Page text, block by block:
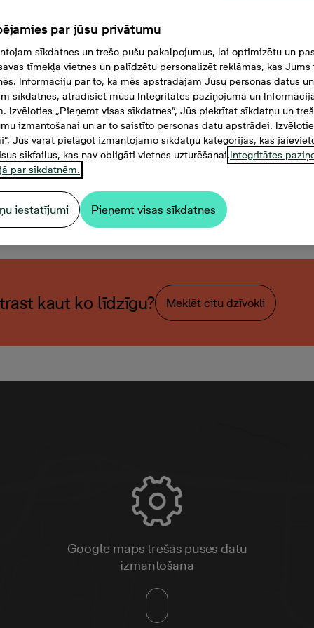
dzīvoklis, Platība 59,5
kaut ko līdzīgu? Meklēt citu dzīvokli
Google maps trešās puses datu
izmantošana
par jūsu privātumu
sīkdatnes un trešo pušu pakalpojumus, lai optimizētu un
tīmekļa vietnes un palīdzētu personalizēt reklāmas, kas
Informāciju par to, kā mēs apstrādājam Jūsu personas datus un
sīkdatnes, atradīsiet mūsu Integritātes paziņojumā un
Izvēloties „Pieņemt visas sīkdatnes”, Jūs piekrītat sīkdatņu un
izmantošanai un ar to saistīto personas datu apstrādei.
Jūs varat pielāgot izmantojamo sīkdatņu kategorijas, kas
sīkfailus, kas nav obligāti vietnes uzturēšanai.Integritātes
par sīkdatnēm.
iestatījumi Pieņemt visas sīkdatnes